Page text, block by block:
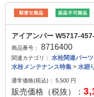
アイアンバー W5717-
商品番号： 8716400
関連カテゴリ： 水栓関連パーツ
水栓メンテナンス特集 > 水廻
通常価格(税込)： 5,500 円
販売価格（税抜）：